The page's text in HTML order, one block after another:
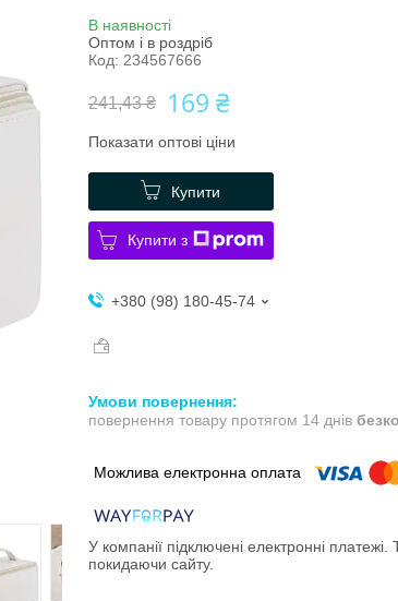
В наявності
Оптом і в роздріб
Код: 234567666
241,43 ₴ 169 ₴
Показати оптові ціни
Купити
Купити з
+380 (98) 180-45-74
повернення товару протягом 14 днів
У компанії підключені електронні
покидаючи сайту.